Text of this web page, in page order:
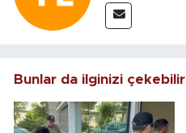
Bunlar da ilginizi çekebilir